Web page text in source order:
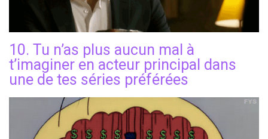
10. Tu n’as plus aucun mal à
t’imaginer en acteur principal dans
une de tes séries préférées